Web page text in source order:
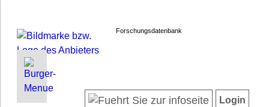
Forschungsdatenbank
INFORMATIONEN | SUCHEN
LOGIN
Login